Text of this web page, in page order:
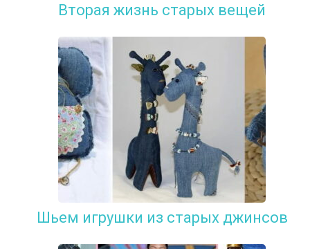
Вторая жизнь старых вещей
Шьем игрушки из старых джинсов